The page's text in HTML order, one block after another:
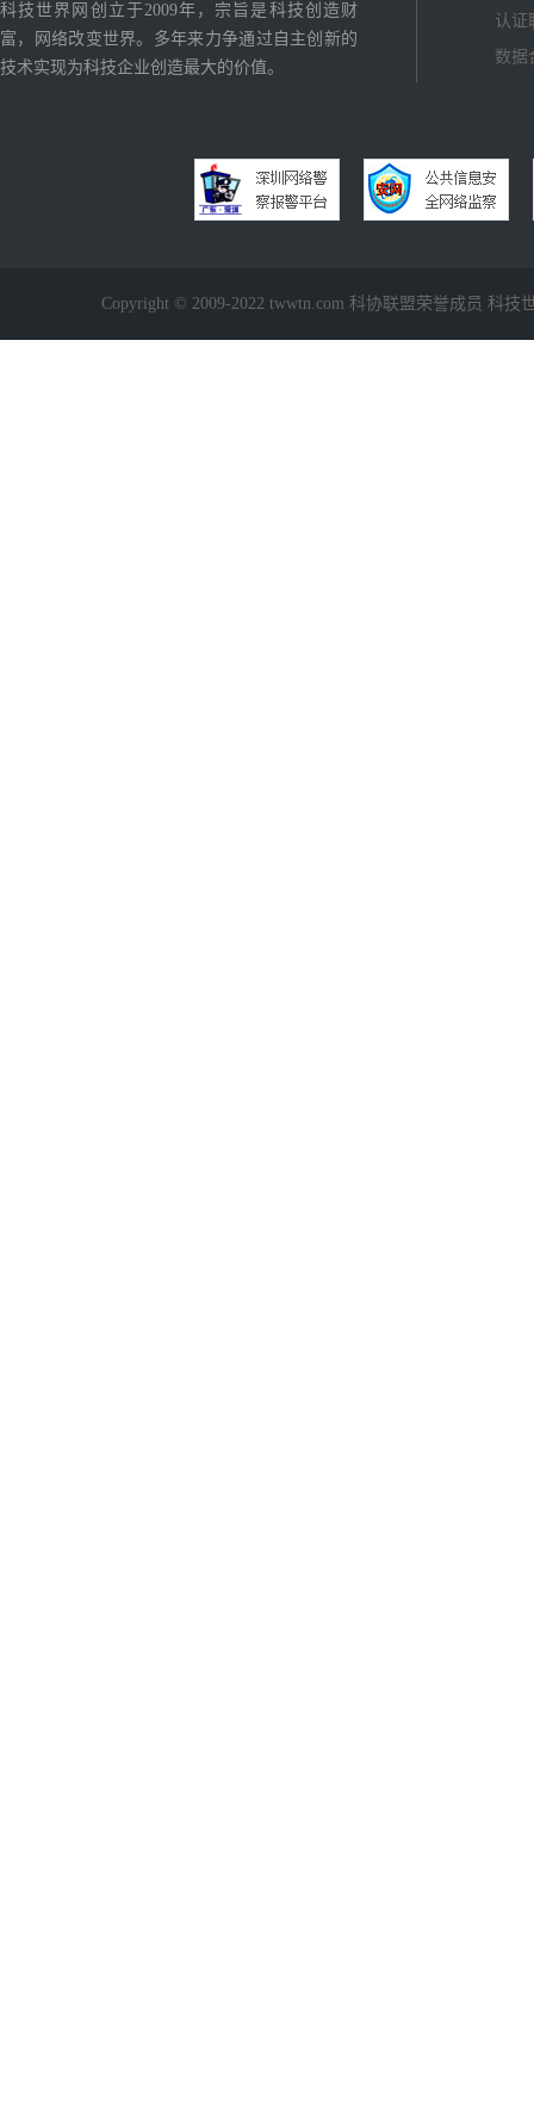
科技世界网创立于2009年，宗旨是科技创造财
富，网络改变世界。多年来力争通过自主创新的
技术实现为科技企业创造最大的价值。
认证
数据
Copyright © 2009-2022 twwtn.com 科协联盟荣誉成员 科